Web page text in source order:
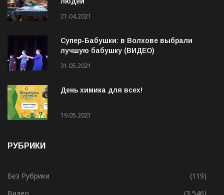
21.04.2021
Супер-Бабушки: в Волхове выбрали
лучшую бабушку (ВИДЕО)
31.05.2021
День химика для всех!
19.05.2021
РУБРИКИ
Без Рубрики
(119)